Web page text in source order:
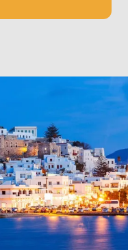
meyhaneleri
ve
Sezon